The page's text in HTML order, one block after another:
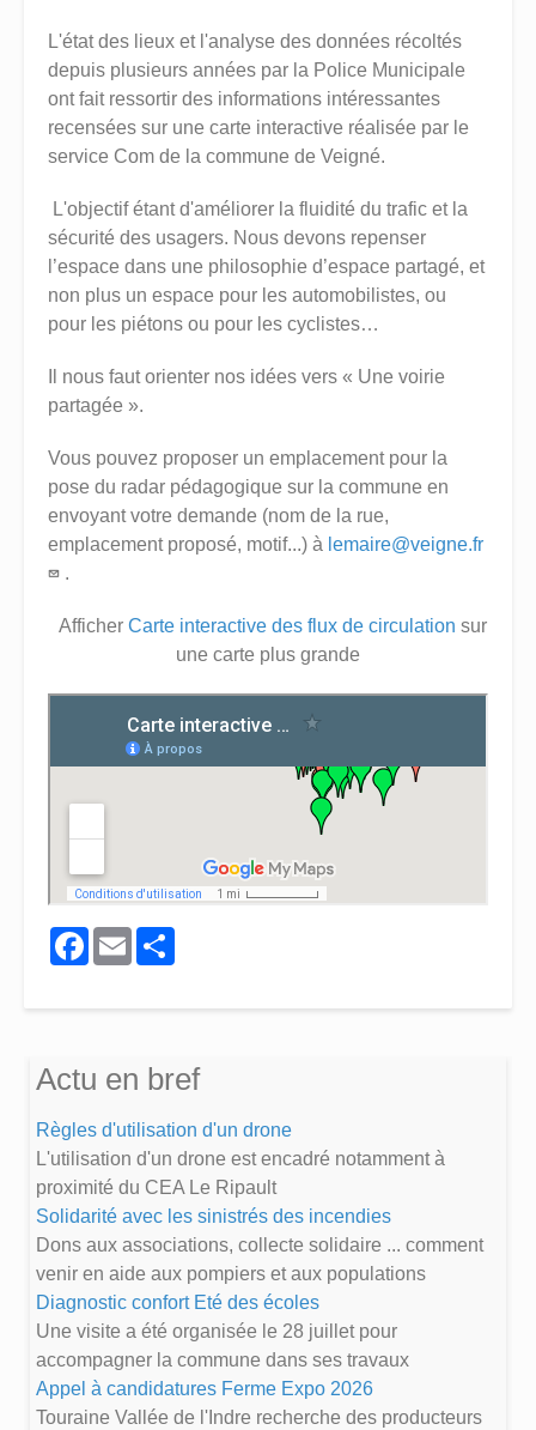
L'état des lieux et l'analyse des données récoltés
depuis plusieurs années par la Police Municipale
ont fait ressortir des informations intéressantes
recensées sur une carte interactive réalisée par le
service Com de la commune de Veigné.
L'objectif étant d'améliorer la fluidité du trafic et la
sécurité des usagers. Nous devons repenser
l’espace dans une philosophie d’espace partagé, et
non plus un espace pour les automobilistes, ou
pour les piétons ou pour les cyclistes…
Il nous faut orienter nos idées vers « Une voirie
partagée ».
Vous pouvez proposer un emplacement pour la
pose du radar pédagogique sur la commune en
envoyant votre demande (nom de la rue,
emplacement proposé, motif...) à lemaire@veigne.fr
.
Afficher Carte interactive des flux de circulation sur
une carte plus grande
Facebook
Email
Actu en bref
Règles d'utilisation d'un drone
L'utilisation d'un drone est encadré notamment à
proximité du CEA Le Ripault
Solidarité avec les sinistrés des incendies
Dons aux associations, collecte solidaire ... comment
venir en aide aux pompiers et aux populations
Diagnostic confort Eté des écoles
Une visite a été organisée le 28 juillet pour
accompagner la commune dans ses travaux
Appel à candidatures Ferme Expo 2026
Touraine Vallée de l'Indre recherche des producteurs